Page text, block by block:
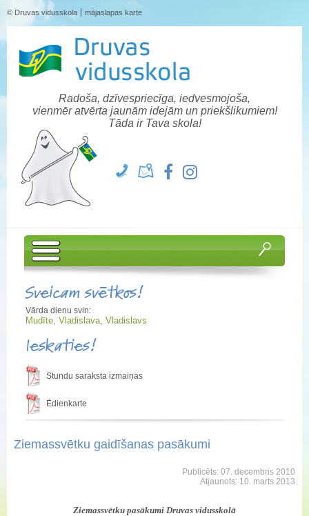
© Druvas vidusskola mājaslapas karte
Radoša, dzīvespriecīga, iedvesmojoša,
vienmēr atvērta jaunām idejām un priekšlikumiem!
Tāda ir Tava skola!
Sveicam svētkos!
Vārda dienu svin:
Mudīte, Vladislava, Vladislavs
Ieskaties!
Stundu saraksta izmaiņas
Ēdienkarte
Ziemassvētku gaidīšanas pasākumi
Publicēts: 07. decembris 2010
Atjaunots: 10. marts 2013
Ziemassvētku pasākumi Druvas vidusskolā